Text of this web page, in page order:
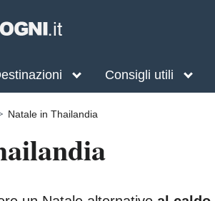
Consigli utili
Natale in Thailandia